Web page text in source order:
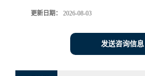
更新日期： 2026-08-03
发送咨询信息